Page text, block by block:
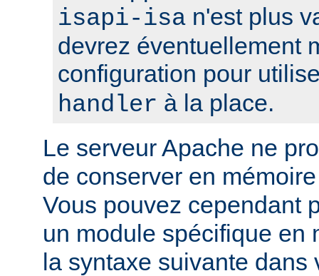
isapi-isa n'est plus
devrez éventuellement
configuration pour
handler à la place.
Le serveur Apache ne
de conserver en
Vous pouvez cependant
un module spécifique en
la syntaxe suivante dans